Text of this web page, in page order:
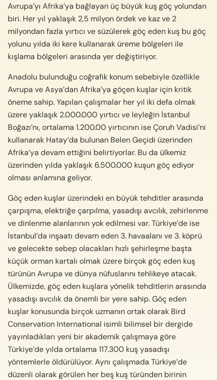
Avrupa’yı Afrika’ya bağlayan üç büyük kuş göç yolundan
biri. Her yıl yaklaşık 2,5 milyon ördek ve kaz ve 2
milyondan fazla yırtıcı ve süzülerek göç eden kuş bu göç
yolunu yılda iki kere kullanarak üreme bölgeleri ile
kışlama bölgeleri arasında yer değiştiriyor.
Anadolu bulunduğu coğrafik konum sebebiyle özellikle
Avrupa ve Asya’dan Afrika’ya göçen kuşlar için kritik
öneme sahip. Yapılan çalışmalar her yıl iki defa olmak
üzere yaklaşık 2.000.000 yırtıcı ve leyleğin İstanbul
Boğazı’nı, ortalama 1.200.00 yırtıcının ise Çoruh Vadisi’ni
kullanarak Hatay’da bulunan Belen Geçidi üzerinden
Afrika’ya devam ettiğini belirtiyorlar. Bu da ülkemiz
üzerinden yılda yaklaşık 6.500.000 kuşun göç ediyor
olması anlamına geliyor.
Göç eden kuşlar üzerindeki en büyük tehditler arasında
çarpışma, elektriğe çarpılma, yasadışı avcılık, zehirlenme
ve dinlenme alanlarının yok edilmesi var. Türkiye’de ise
İstanbul’da inşaatı devam eden 3. havaalanı ve 3. köprü
ve gelecekte sebep olacakları hızlı şehirleşme başta
küçük orman kartalı olmak üzere birçok göç eden kuş
türünün Avrupa ve dünya nüfuslarını tehlikeye atacak.
Ülkemizde, göç eden kuşlara yönelik tehditlerin arasında
yasadışı avcılık da önemli bir yere sahip. Göç eden
kuşlar konusunda birçok uzmanın ortak olarak Bird
Conservation International isimli bilimsel bir dergide
yayınladıkları yeni bir akademik çalışmaya göre
Türkiye’de yılda ortalama 117.300 kuş yasadışı
yöntemlerle öldürülüyor. Aynı çalışmada Türkiye’de
düzenli olarak görülen her beş kuş türünden birinin